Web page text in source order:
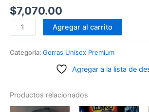
$7,070.00
The
Farmer
Agregar al carrito
Categoría: Gorras Unisex Premium
Agregar a la lista de
Productos relacionados